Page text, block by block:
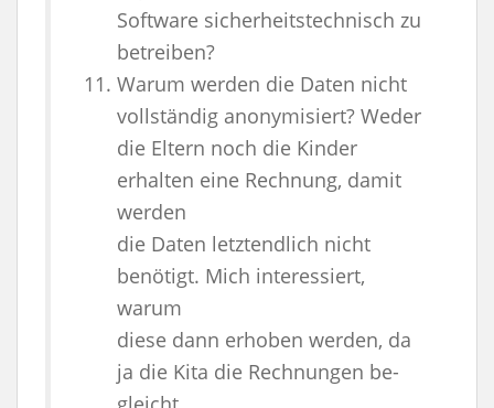
Software sicherheitstechnisch zu
betreiben?
Warum werden die Daten nicht
vollständig anonymisiert? Weder
die Eltern noch die Kinder
erhalten eine Rechnung, damit
werden
die Daten letztendlich nicht
benötigt. Mich interessiert,
warum
diese dann erhoben werden, da
ja die Kita die Rechnungen be-